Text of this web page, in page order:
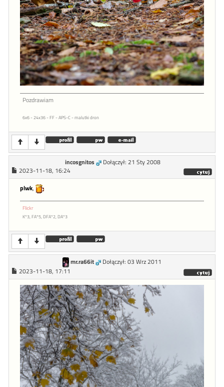
Pozdrawiam
6x6 - 24x36 - FF - APS-C - malutki dron
incosgnitos
Dołączył: 21 Sty 2008
2023-11-18, 16:24
plwk,
Flickr
K*3, FA*5, DFA*2, DA*3
mr.ra66it
Dołączył: 03 Wrz 2011
2023-11-18, 17:11